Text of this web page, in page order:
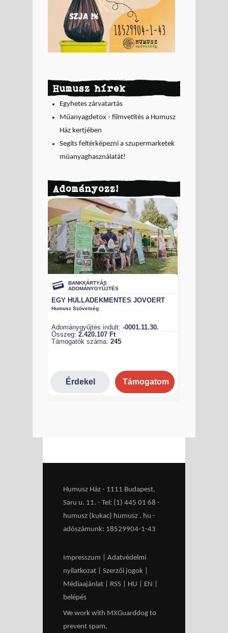
Humusz hírek
Egyhetes zárvatartás
Műanyagdetox - filmvetítés a Humusz
Ház kertjében
Segíts feltérképezni a szupermarketek
műanyaghasználatát!
Adományozz!
Humusz Ház - 1111 Budapest,
Saru u. 11. - Tel: (1) 445 01 68 -
humusz (kukac) humusz . hu -
adószámunk: 18529904-1-43
Impresszum
Adatvédelmi
nyilatkozat
Szerzői jogok
Médiaajánlat
RSS HU EN
belépés
We work with MXGuarddog to
prevent spam.